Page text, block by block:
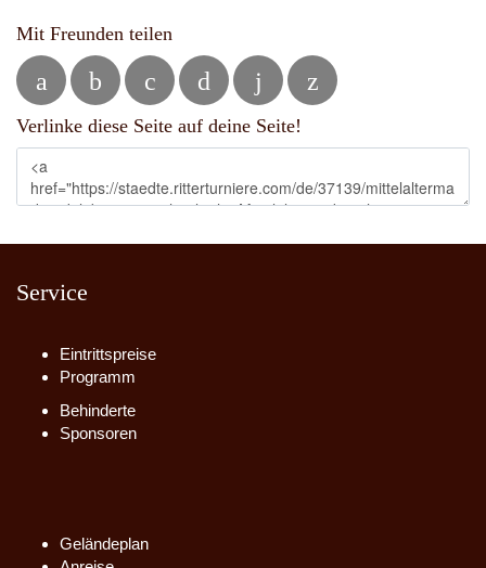
Mit Freunden teilen
Verlinke diese Seite auf deine Seite!
Service
Eintrittspreise
Programm
Behinderte
Sponsoren
Geländeplan